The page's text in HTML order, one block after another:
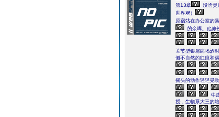
第13章
没啥灵
世界观）
原宿站在办公室的
的余晖。他修
关节型银屑病喝酒
侧不自然的红痕和
摇头的动作轻轻晃
牛
授，生物系大三的